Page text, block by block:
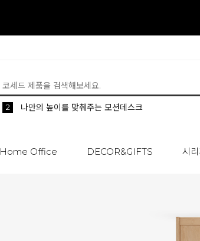
5 생활 속 편리한 이동식 사이드 테이블 시리즈
1 공간분리 인테리어의 시작 파티션
2 나만의 높이를 맞춰주는 모션데스크
Home Office DECOR&GIFTS 시